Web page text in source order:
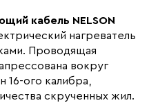
водостоков, Для
канализации, Для кровли
Внутренний, Наружный
Южная Корея
кабель NELSON
нагреватель
Проводящая
вокруг
ого калибра,
скрученных жил.